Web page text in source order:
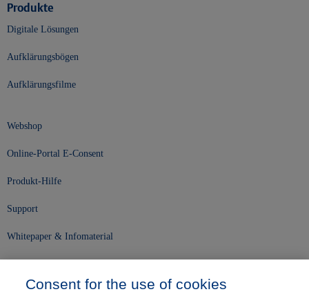
Produkte
Digitale Lösungen
Aufklärungsbögen
Aufklärungsfilme
Webshop
Online-Portal E-Consent
Produkt-Hilfe
Support
Whitepaper & Infomaterial
Consent for the use of cookies